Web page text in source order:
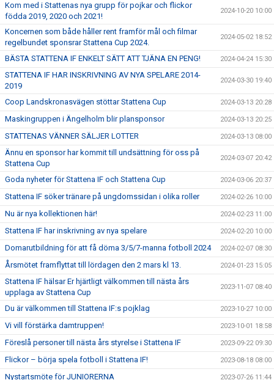
Kom med i Stattenas nya grupp för pojkar och flickor
födda 2019, 2020 och 2021!
2024-10-20 10:00
Koncernen som både håller rent framför mål och filmar
regelbundet sponsrar Stattena Cup 2024.
2024-05-02 18:52
BÄSTA STATTENA IF ENKELT SÄTT ATT TJÄNA EN PENG! 2024-04-24 15:30
STATTENA IF HAR INSKRIVNING AV NYA SPELARE 2014-
2019
2024-03-30 19:40
Coop Landskronasvägen stöttar Stattena Cup 2024-03-13 20:28
Maskingruppen i Ängelholm blir plansponsor 2024-03-13 20:25
STATTENAS VÄNNER SÄLJER LOTTER 2024-03-13 08:00
Ännu en sponsor har kommit till undsättning för oss på
Stattena Cup
2024-03-07 20:42
Goda nyheter för Stattena IF och Stattena Cup 2024-03-06 20:37
Stattena IF söker tränare på ungdomssidan i olika roller 2024-02-26 10:00
Nu är nya kollektionen här! 2024-02-23 11:00
Stattena IF har inskrivning av nya spelare 2024-02-20 10:00
Domarutbildning för att få döma 3/5/7-manna fotboll 2024 2024-02-07 08:30
Årsmötet framflyttat till lördagen den 2 mars kl 13. 2024-01-23 15:05
Stattena IF hälsar Er hjärtligt välkommen till nästa års
upplaga av Stattena Cup
2023-11-07 08:40
Du är välkommen till Stattena IF:s pojklag 2023-10-27 10:00
Vi vill förstärka damtruppen! 2023-10-01 18:58
Föreslå personer till nästa års styrelse i Stattena IF 2023-09-22 09:30
Flickor – börja spela fotboll i Stattena IF! 2023-08-18 08:00
Nystartsmöte för JUNIORERNA 2023-07-26 11:44